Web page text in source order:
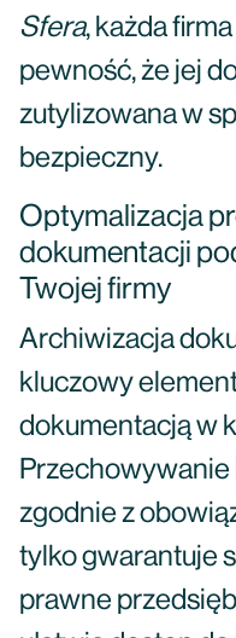
Sfera, każda
pewność, że jej
zutylizowana w
bezpieczny.
Optymalizacja
dokumentacji
Twojej firmy
Archiwizacja
kluczowy
dokumentacją w
zgodnie z
tylko gwarantuje
prawne